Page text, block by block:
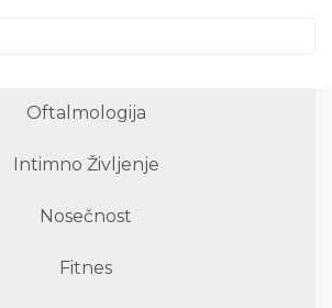
Oftalmologija
Intimno Življenje
Nosečnost
Fitnes